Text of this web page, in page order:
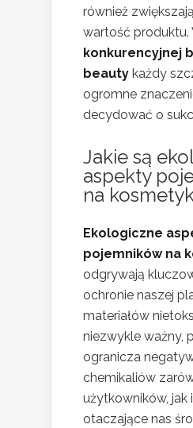
również
wartość produktu.
konkurencyjnej
beauty każdy
ogromne
decydować o
Jakie są
aspekty
na
Ekologiczne
pojemników na
odgrywają
ochronie naszej
materiałów
niezwykle ważny,
ogranicza
chemikaliów
użytkowników, jak
otaczające nas